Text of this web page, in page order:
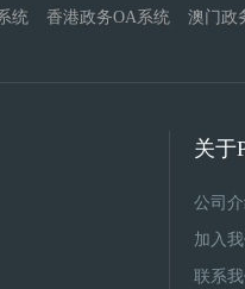
统 香港政务OA系统 澳门政
关于
公司
加入
联系